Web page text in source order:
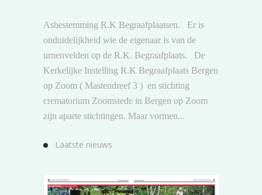
Asbestemming R.K Begraafplaatsen. Er is
onduidelijkheid wie de eigenaar is van de
urnenvelden op de R.K. Begraafplaats. De
Kerkelijke Instelling R.K Begraafplaats Bergen
op Zoom ( Mastendreef 3 ) en stichting
crematorium Zoomstede in Bergen op Zoom
zijn aparte stichtingen. Maar vormen...
Laatste nieuws